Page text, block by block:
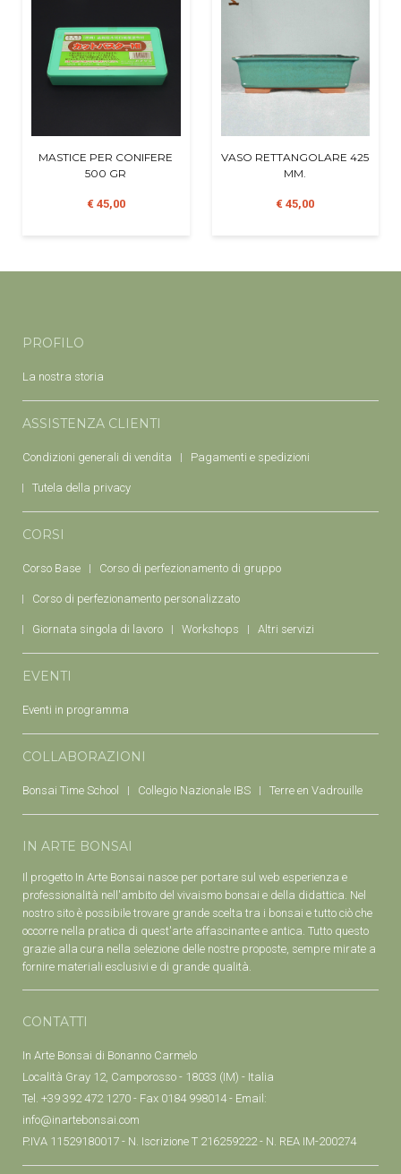
MASTICE PER CONIFERE
500 GR
€ 45,00
VASO RETTANGOLARE 425
MM.
€ 45,00
PROFILO
La nostra storia
ASSISTENZA CLIENTI
Condizioni generali di vendita Pagamenti e spedizioni
Tutela della privacy
CORSI
Corso Base Corso di perfezionamento di gruppo
Corso di perfezionamento personalizzato
Giornata singola di lavoro Workshops Altri servizi
EVENTI
Eventi in programma
COLLABORAZIONI
Bonsai Time School Collegio Nazionale IBS Terre en Vadrouille
IN ARTE BONSAI
Il progetto In Arte Bonsai nasce per portare sul web esperienza e
professionalità nell'ambito del vivaismo bonsai e della didattica. Nel
nostro sito è possibile trovare grande scelta tra i bonsai e tutto ciò che
occorre nella pratica di quest'arte affascinante e antica. Tutto questo
grazie alla cura nella selezione delle nostre proposte, sempre mirate a
fornire materiali esclusivi e di grande qualità.
CONTATTI
In Arte Bonsai di Bonanno Carmelo
Località Gray 12, Camporosso - 18033 (IM) - Italia
Tel. +39 392 472 1270 - Fax 0184 998014 - Email:
info@inartebonsai.com
P.IVA 11529180017 - N. Iscrizione T 216259222 - N. REA IM-200274